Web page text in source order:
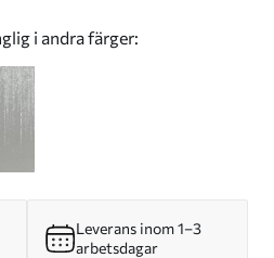
i andra färger:
Leverans inom 1–3
arbetsdagar